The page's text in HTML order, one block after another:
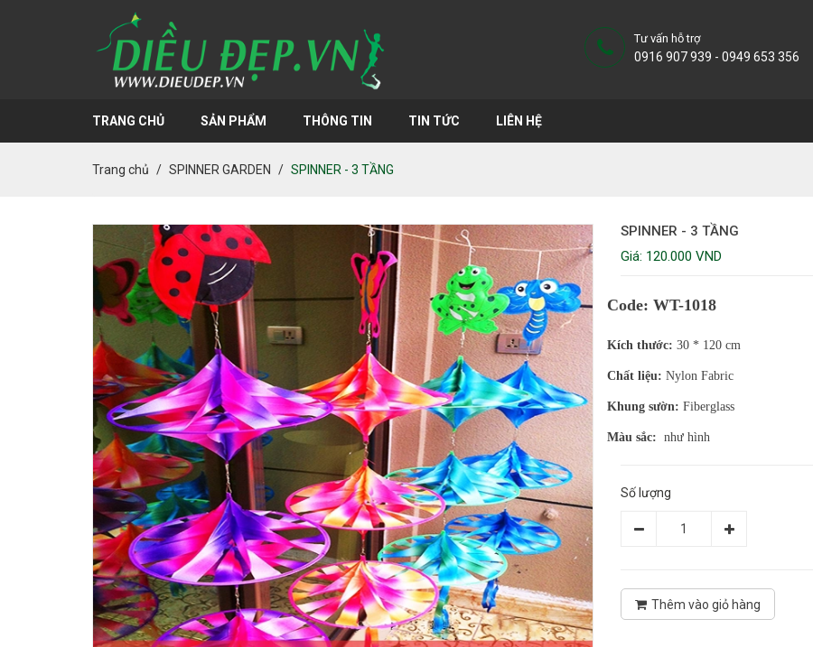
Tư vấn hỗ trợ
0916 907 939 - 0949 653 356
TRANG CHỦ SẢN PHẨM THÔNG TIN TIN TỨC LIÊN HỆ
Trang chủ SPINNER GARDEN SPINNER - 3 TẦNG
SPINNER - 3 TẦNG
Giá: 120.000 VND
Code: WT-1018
Kích thước: 30 * 120 cm
Chất liệu: Nylon Fabric
Khung sườn: Fiberglass
Màu sắc: như hình
Số lượng
Thêm vào giỏ hàng